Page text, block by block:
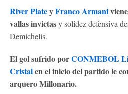
River PlateyFranco Armani
vallas invictasy solidez defensiva
Demichelis.
El gol sufrido porCONMEBOL
Cristalen el inicio del partido le
arquero Millonario.